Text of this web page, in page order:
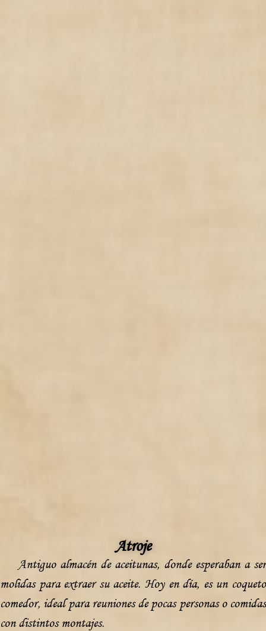
Atroje
Antiguo almacén de aceitunas, donde esperaban a ser
molidas para extraer su aceite. Hoy en día, es un coqueto
comedor, ideal para reuniones de pocas personas o comidas
con distintos montajes.